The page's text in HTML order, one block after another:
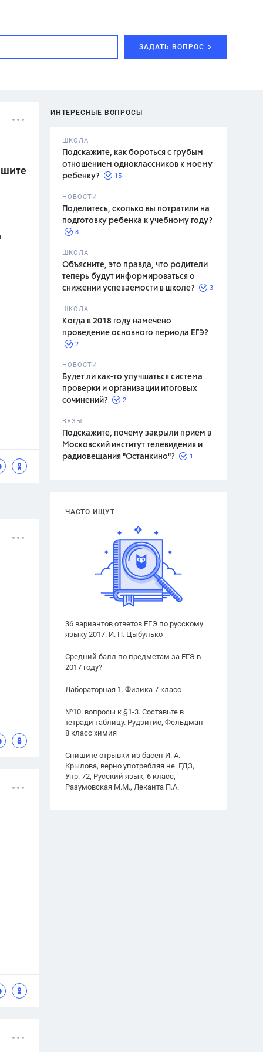
ЗАДАТЬ ВОПРОС
ИНТЕРЕСНЫЕ ВОПРОСЫ
ШКОЛА
Подскажите, как бороться с грубым
отношением одноклассников к моему
ребенку?
15
НОВОСТИ
Поделитесь, сколько вы потратили на
подготовку ребенка к учебному году?
8
ШКОЛА
Объясните, это правда, что родители
теперь будут информироваться о
снижении успеваемости в школе?
3
ШКОЛА
Когда в 2018 году намечено
проведение основного периода ЕГЭ?
2
НОВОСТИ
Будет ли как-то улучшаться система
проверки и организации итоговых
сочинений?
2
ВУЗЫ
Подскажите, почему закрыли прием в
Московский институт телевидения и
радиовещания "Останкино"?
1
ЧАСТО ИЩУТ
36 вариантов ответов ЕГЭ по русскому
языку 2017. И. П. Цыбулько
Средний балл по предметам за ЕГЭ в
2017 году?
Лабораторная 1. Физика 7 класс
№10. вопросы к §1-3. Составьте в
тетради таблицу. Рудзитис, Фельдман
8 класс химия
Спишите отрывки из басен И. А.
Крылова, верно употребляя не. ГДЗ,
Упр. 72, Русский язык, 6 класс,
Разумовская М.М., Леканта П.А.